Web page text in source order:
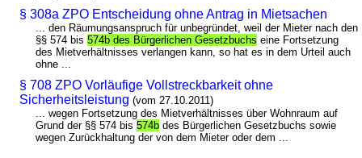
§ 308a ZPO Entscheidung ohne Antrag in Mietsachen
... den Räumungsanspruch für unbegründet, weil der Mieter nach den
§§ 574 bis574b des Bürgerlichen Gesetzbuchs eine Fortsetzung
des Mietverhältnisses verlangen kann, so hat es in dem Urteil auch
ohne ...
§ 708 ZPO Vorläufige Vollstreckbarkeit ohne
Sicherheitsleistung (vom 27.10.2011)
... wegen Fortsetzung des Mietverhältnisses über Wohnraum auf
Grund der §§ 574 bis574b des Bürgerlichen Gesetzbuchs sowie
wegen Zurückhaltung der von dem Mieter oder dem ...